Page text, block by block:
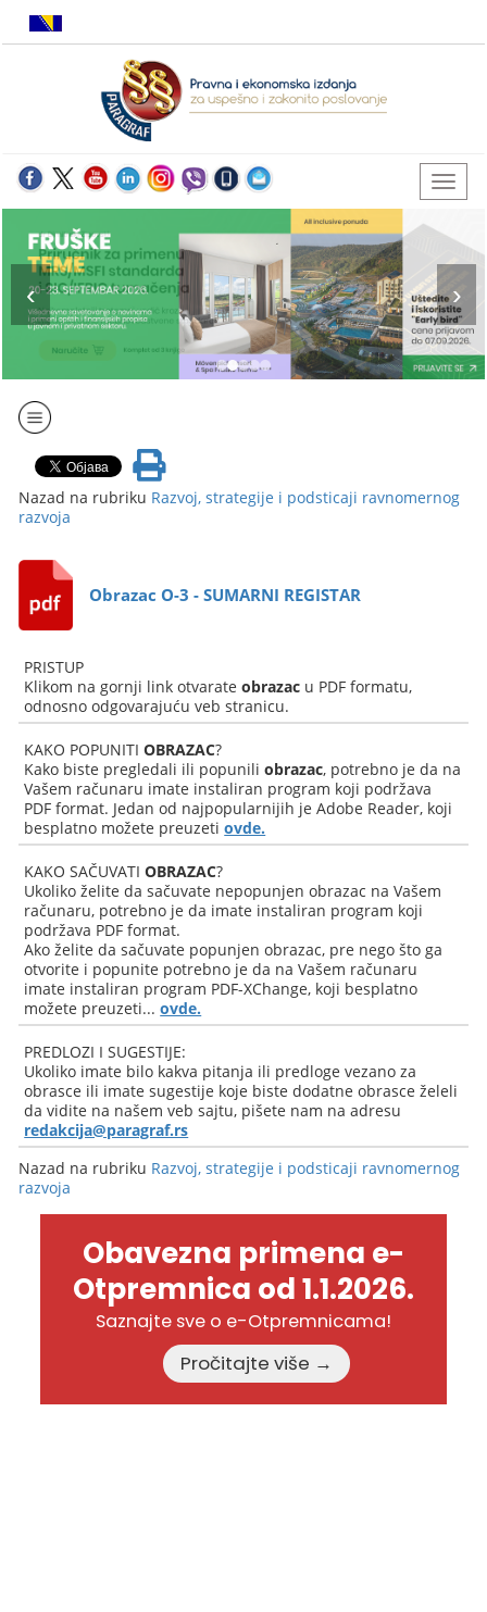
Nazad na rubriku Razvoj, strategije i podsticaji ravnomernog
razvoja
Obrazac O-3 - SUMARNI REGISTAR
PRISTUP
Klikom na gornji link otvarateobrazac u PDF formatu,
odnosno odgovarajuću veb stranicu.
KAKO POPUNITIOBRAZAC?
Kako biste pregledali ili popuniliobrazac, potrebno je da na
Vašem računaru imate instaliran program koji podržava
PDF format. Jedan od najpopularnijih je Adobe Reader, koji
besplatno možete preuzetiovde.
KAKO SAČUVATIOBRAZAC?
Ukoliko želite da sačuvate nepopunjen obrazac na Vašem
računaru, potrebno je da imate instaliran program koji
podržava PDF format.
Ako želite da sačuvate popunjen obrazac, pre nego što ga
otvorite i popunite potrebno je da na Vašem računaru
imate instaliran program PDF-XChange, koji besplatno
možete preuzeti...ovde.
PREDLOZI I SUGESTIJE:
Ukoliko imate bilo kakva pitanja ili predloge vezano za
obrasce ili imate sugestije koje biste dodatne obrasce želeli
da vidite na našem veb sajtu, pišete nam na adresu
redakcija@paragraf.rs
Nazad na rubriku Razvoj, strategije i podsticaji ravnomernog
razvoja
Obavezna primena e-
Otpremnica od 1.1.2026.
Saznajte sve o e-Otpremnicama!
Pročitajte više →